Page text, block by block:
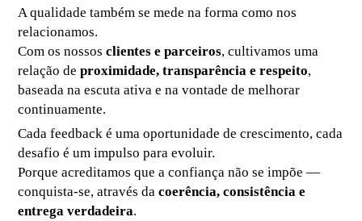
A qualidade também se mede na forma como nos
relacionamos.
Com os nossosclientes e parceiros, cultivamos uma
relação deproximidade, transparência e respeito,
baseada na escuta ativa e na vontade de melhorar
continuamente.
Cada feedback é uma oportunidade de crescimento, cada
desafio é um impulso para evoluir.
Porque acreditamos que a confiança não se impõe —
conquista-se, através dacoerência, consistência e
entrega verdadeira.